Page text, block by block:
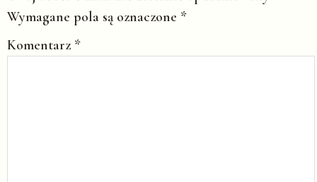
Wymagane pola są oznaczone *
Komentarz *